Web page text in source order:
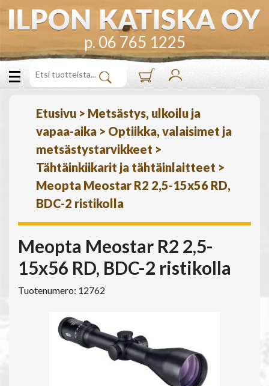
p. 06 765 1225
Etusivu > Metsästys, ulkoilu ja
vapaa-aika > Optiikka, valaisimet ja
metsästystarvikkeet >
Tähtäinkiikarit ja tähtäinlaitteet >
Meopta Meostar R2 2,5-15x56 RD,
BDC-2 ristikolla
Meopta Meostar R2 2,5-
15x56 RD, BDC-2 ristikolla
Tuotenumero: 12762